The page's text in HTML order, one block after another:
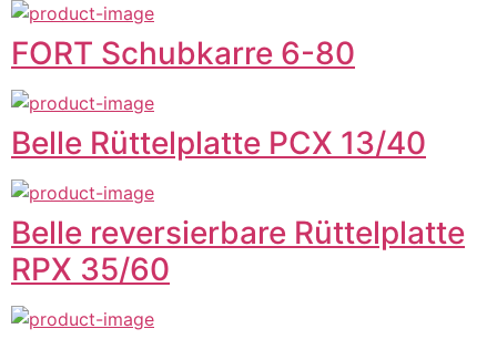
FORT Schubkarre 6-80
Belle Rüttelplatte PCX 13/40
Belle reversierbare Rüttelplatte
RPX 35/60